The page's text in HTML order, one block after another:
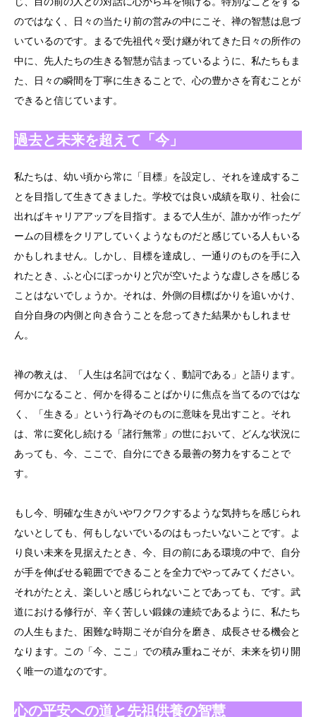
のではなく、日々の当たり前の営みの中にこそ、禅の智慧は息づ
いているのです。まるで先祖代々受け継がれてきた日々の所作の
中に、先人たちの生きる智慧が詰まっているように、私たちもま
た、日々の瞬間を丁寧に生きることで、心の豊かさを育むことが
できると信じています。
過去と未来を超えて「今」
私たちは、幼い頃から常に「目標」を設定し、それを達成するこ
とを目指して生きてきました。学校では良い成績を取り、社会に
出ればキャリアアップを目指す。まるで人生が、誰かが作ったゲ
ームの目標をクリアしていくようなものだと感じている人もいる
かもしれません。しかし、目標を達成し、一通りのものを手に入
れたとき、ふと心にぽっかりと穴が空いたような虚しさを感じる
ことはないでしょうか。それは、外側の目標ばかりを追いかけ、
自分自身の内側と向き合うことを怠ってきた結果かもしれませ
ん。
禅の教えは、「人生は名詞ではなく、動詞である」と語ります。
何かになること、何かを得ることばかりに焦点を当てるのではな
く、「生きる」という行為そのものに意味を見出すこと。それ
は、常に変化し続ける「諸行無常」の世において、どんな状況に
あっても、今、ここで、自分にできる最善の努力をすることで
す。
もし今、明確な生きがいやワクワクするような気持ちを感じられ
ないとしても、何もしないでいるのはもったいないことです。よ
り良い未来を見据えたとき、今、目の前にある環境の中で、自分
が手を伸ばせる範囲でできることを全力でやってみてください。
それがたとえ、楽しいと感じられないことであっても、です。武
道における修行が、辛く苦しい鍛錬の連続であるように、私たち
の人生もまた、困難な時期こそが自分を磨き、成長させる機会と
なります。この「今、ここ」での積み重ねこそが、未来を切り開
く唯一の道なのです。
心の平安への道と先祖供養の智慧